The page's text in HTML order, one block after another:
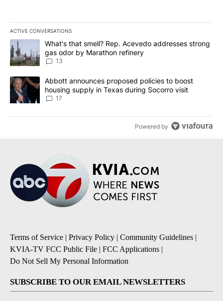
ACTIVE CONVERSATIONS
The following is a list of the most commented articles in the last
A trending article titled "What's that smell? Rep. Acevedo
What's that smell? Rep. Acevedo addresses strong
gas odor by Marathon refinery
13
A trending article titled "Abbott announces proposed policies to
Abbott announces proposed policies to boost
housing supply in Texas during Socorro visit
17
Powered by
Terms of Service | Privacy Policy | Community Guidelines |
KVIA-TV FCC Public File | FCC Applications |
Do Not Sell My Personal Information
SUBSCRIBE TO OUR EMAIL NEWSLETTERS